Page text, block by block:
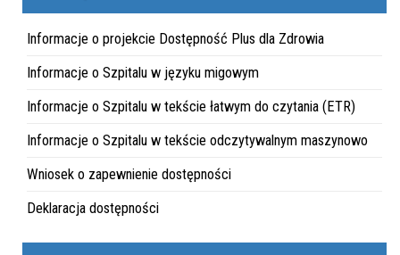
Informacje o projekcie Dostępność Plus dla Zdrowia
Informacje o Szpitalu w języku migowym
Informacje o Szpitalu w tekście łatwym do czytania (ETR)
Informacje o Szpitalu w tekście odczytywalnym maszynowo
Wniosek o zapewnienie dostępności
Deklaracja dostępności